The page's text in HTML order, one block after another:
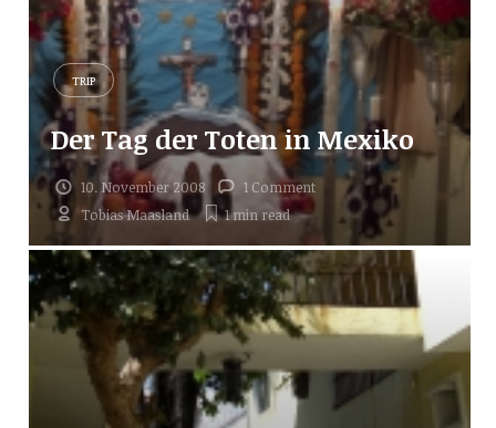
TRIP
Der Tag der Toten in Mexiko
10. November 2008
1 Comment
Tobias Maasland
1 minread